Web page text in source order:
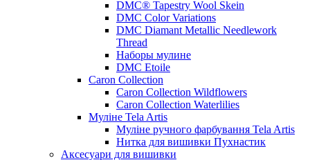
DMC® Tapestry Wool Skein
DMC Color Variations
DMC Diamant Metallic Needlework
Thread
Наборы мулине
DMC Etoile
Caron Collection
Caron Collection Wildflowers
Caron Collection Waterlilies
Муліне Tela Artis
Муліне ручного фарбування Tela Artis
Нитка для вишивки Пухнастик
Аксесуари для вишивки